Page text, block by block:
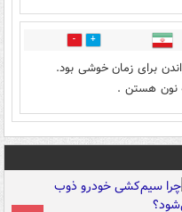
1
برای زمان خوشی بود.
نون هستن .